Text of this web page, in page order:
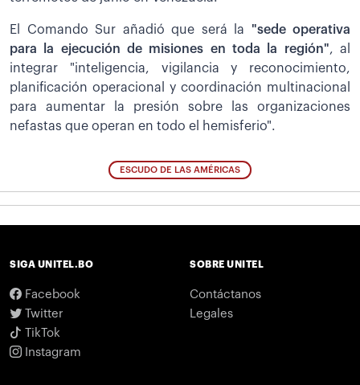
El Comando Sur añadió que será la "sede operativa
para la ejecución de misiones en toda la región", al
integrar "inteligencia, vigilancia y reconocimiento,
planificación operacional y coordinación multinacional
para aumentar la presión sobre las organizaciones
nefastas que operan en todo el hemisferio".
ESCUDO DE LAS AMÉRICAS
SIGA UNITEL.BO
Facebook
Twitter
TikTok
Instagram
SOBRE UNITEL
Contáctanos
Legales